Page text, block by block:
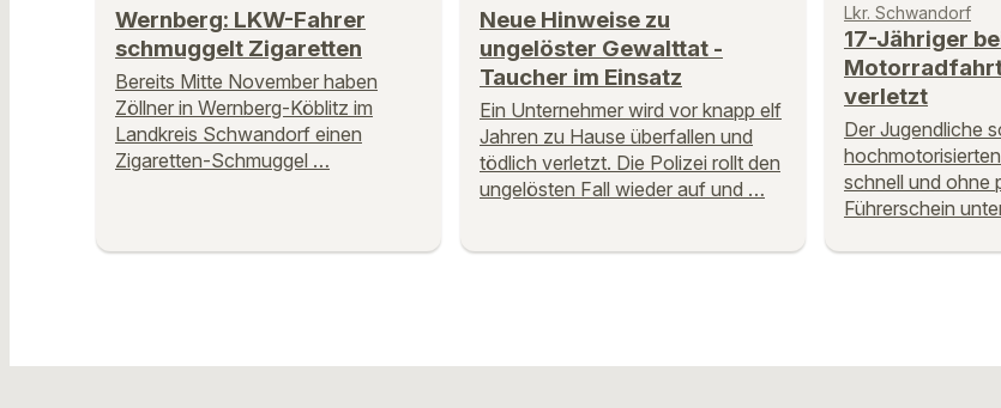
Wernberg: LKW-Fahrer
schmuggelt Zigaretten
Bereits Mitte November haben
Zöllner in Wernberg-Köblitz im
Landkreis Schwandorf einen
Zigaretten-Schmuggel …
Neue Hinweise zu
ungelöster Gewalttat -
Taucher im Einsatz
Ein Unternehmer wird vor knapp elf
Jahren zu Hause überfallen und
tödlich verletzt. Die Polizei rollt den
ungelösten Fall wieder auf und …
Lkr. Schwandorf
17-Jähriger
verletzt
Der Jugendliche
schnell und ohne
Führerschein